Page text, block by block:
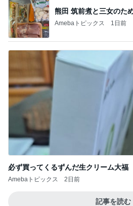
熊田 筑前煮と三女のた
Amebaトピックス 1日前
必ず買ってくるずんだ生クリーム大福
Amebaトピックス 2日前
記事を読む